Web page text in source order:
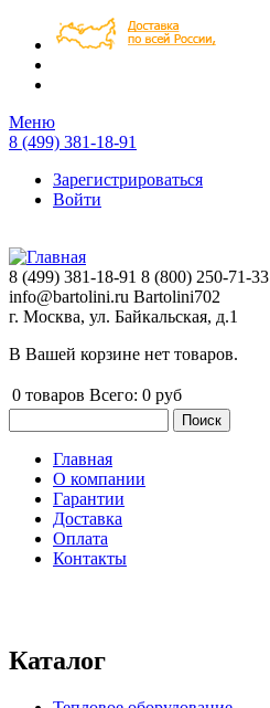
Перейти к основному содержанию
Меню
8 (499) 381-18-91
Зарегистрироваться
Войти
8 (499) 381-18-91 8 (800) 250-71-33
info@bartolini.ru Bartolini702
г. Москва, ул. Байкальская, д.1
В Вашей корзине нет товаров.
0 товаров Всего: 0 руб
Главное меню
Главная
О компании
Гарантии
Доставка
Оплата
Контакты
Каталог